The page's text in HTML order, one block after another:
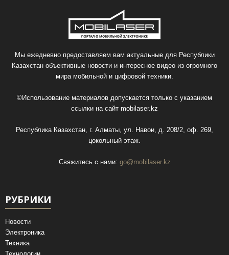
Мы ежедневно предоставляем вам актуальные для Республики
Казахстан объективные новости и интересное видео из огромного
мира мобильной и цифровой техники.
©Использование материалов допускается только с указанием
ссылки на сайт mobilaser.kz
Республика Казахстан, г. Алматы, ул. Навои, д. 208/2, оф. 269,
цокольный этаж.
Свяжитесь с нами: go@mobilaser.kz
РУБРИКИ
Новости
Электроника
Техника